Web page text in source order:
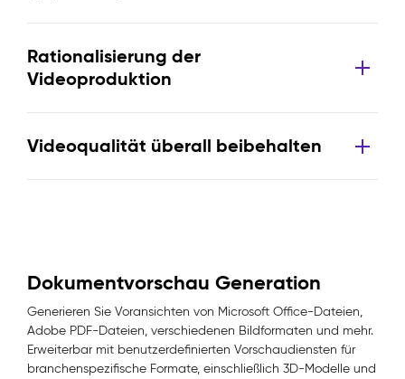
Rationalisierung der
Videoproduktion
Videoqualität überall beibehalten
Dokumentvorschau Generation
Generieren Sie Voransichten von Microsoft Office-Dateien,
Adobe PDF-Dateien, verschiedenen Bildformaten und mehr.
Erweiterbar mit benutzerdefinierten Vorschaudiensten für
branchenspezifische Formate, einschließlich 3D-Modelle und